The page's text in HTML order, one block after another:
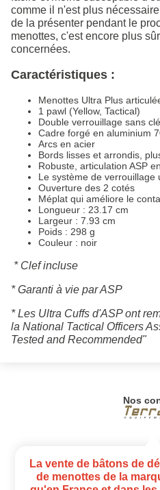
comme il n'est plus
de la présenter pendant le
menottes, c'est encore plus
concernées.
Caractéristiques :
Menottes Ultra Plus
1 pawl (Yellow, Tactical)
Double verrouillage sans clé
Cadre forgé en aluminium
Arcs en acier
Bords lisses et arrondis,
Robuste, articulation ASP
Le système de verrouillage
Ouverture des 2 cotés
Méplat qui améliore le
Longueur : 23.17 cm
Largeur : 7.93 cm
Poids : 298 g
Couleur : noir
* Clef incluse
* Garanti à vie par ASP
* Les Ultra Cuffs d'ASP ont
la National Tactical Officers
Tested and Recommended"
Nos
La vente de bâtons de
de menottes de la